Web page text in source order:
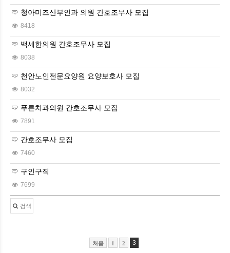
청아미즈산부인과 의원 간호조무사 모집
8418
백세한의원 간호조무사 모집
8038
천안노인전문요양원 요양보호사 모집
8032
푸른치과의원 간호조무사 모집
7891
간호조무사 모집
7460
구인구직
7699
검색
처음 1 2 3